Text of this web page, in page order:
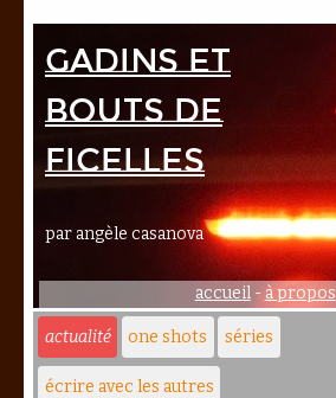
Gadins et
bouts de
ficelles
par angèle casanova
accueil-à propos
actualité one shots séries
écrire avec les autres